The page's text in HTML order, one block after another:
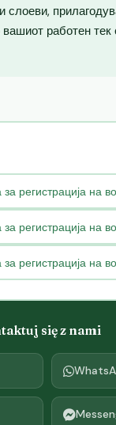
слоеви,
вашиот работен
регистрација на
регистрација на
регистрација на
się z nami